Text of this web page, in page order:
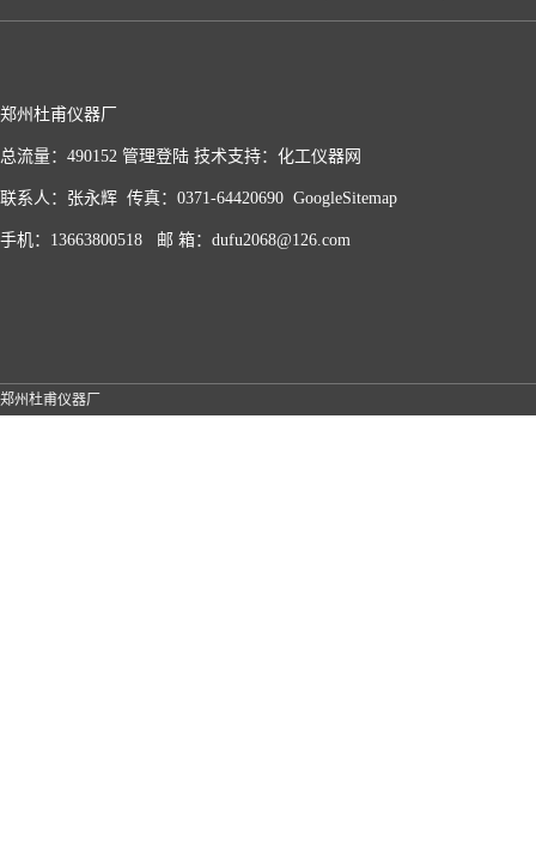
郑州杜甫仪器厂
总流量：490152 管理登陆 技术支持： 化工仪器网
联系人：张永辉 传真：0371-64420690 GoogleSitemap
手机：13663800518 邮 箱：dufu2068@126.com
郑州杜甫仪器厂